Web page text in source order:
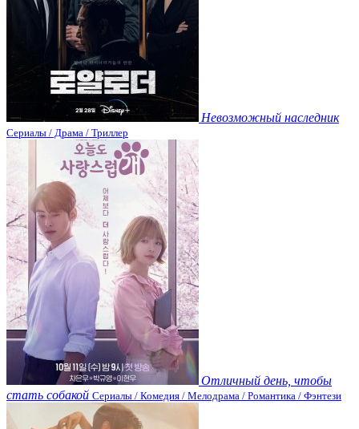
Невозможный наследник
Сериалы / Драма / Триллер
Отличный день, чтобы
стать собакой Сериалы / Комедия / Мелодрама / Романтика / Фэнтези